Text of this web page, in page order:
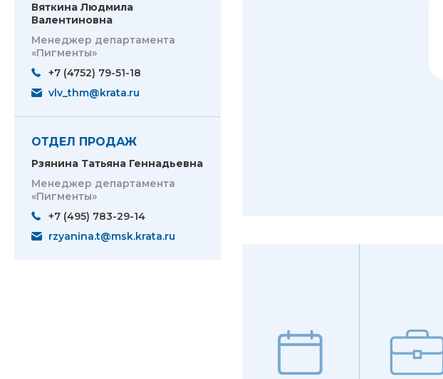
Вяткина Людмила
Валентиновна
Менеджер департамента
«Пигменты»
+7 (4752) 79-51-18
vlv_thm@krata.ru
ОТДЕЛ ПРОДАЖ
Рзянина Татьяна Геннадьевна
Менеджер департамента
«Пигменты»
+7 (495) 783-29-14
rzyanina.t@msk.krata.ru